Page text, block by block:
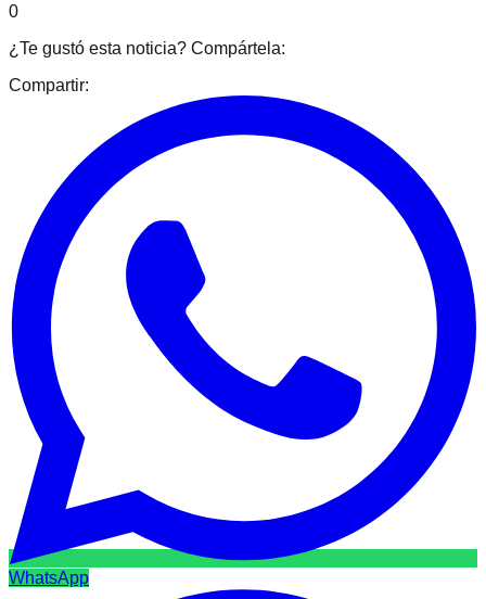
0
¿Te gustó esta noticia? Compártela:
Compartir:
WhatsApp